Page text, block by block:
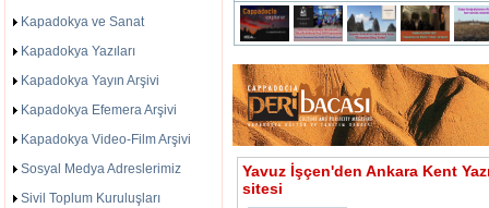
Kapadokya ve Sanat
Kapadokya Yazıları
Kapadokya Yayın Arşivi
Kapadokya Efemera Arşivi
Kapadokya Video-Film Arşivi
Sosyal Medya Adreslerimiz
Sivil Toplum Kuruluşları
Yavuz İşçen'den Ankara Kent
sitesi